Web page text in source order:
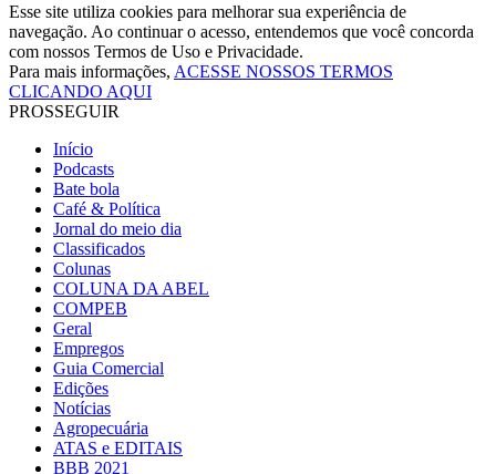
Esse site utiliza cookies para melhorar sua experiência de
navegação. Ao continuar o acesso, entendemos que você concorda
com nossos Termos de Uso e Privacidade.
Para mais informações, ACESSE NOSSOS TERMOS
CLICANDO AQUI
PROSSEGUIR
Início
Podcasts
Bate bola
Café & Política
Jornal do meio dia
Classificados
Colunas
COLUNA DA ABEL
COMPEB
Geral
Empregos
Guia Comercial
Edições
Notícias
Agropecuária
ATAS e EDITAIS
BBB 2021